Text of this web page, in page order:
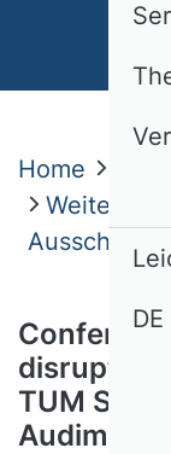
Home
Weitere
disrupts
TUM
Audimax
DE